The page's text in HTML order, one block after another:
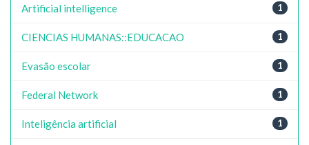
1
Artificial intelligence
1
CIENCIAS HUMANAS::EDUCACAO
1
Evasão escolar
1
Federal Network
1
Inteligência artificial